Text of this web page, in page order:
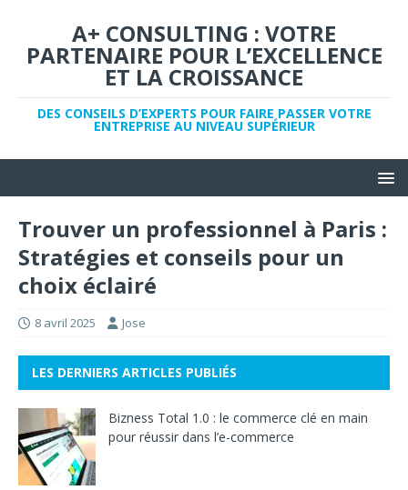
A+ CONSULTING : VOTRE
PARTENAIRE POUR L’EXCELLENCE
ET LA CROISSANCE
DES CONSEILS D’EXPERTS POUR FAIRE PASSER VOTRE
ENTREPRISE AU NIVEAU SUPÉRIEUR
Trouver un professionnel à Paris :
Stratégies et conseils pour un
choix éclairé
8 avril 2025 Jose
LES DERNIERS ARTICLES PUBLIÉS
Bizness Total 1.0 : le commerce clé en main
pour réussir dans l’e-commerce